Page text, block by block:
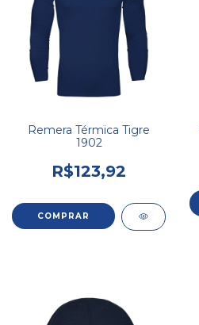
Remera Térmica Tigre
1902
R$123,92
COMPRAR